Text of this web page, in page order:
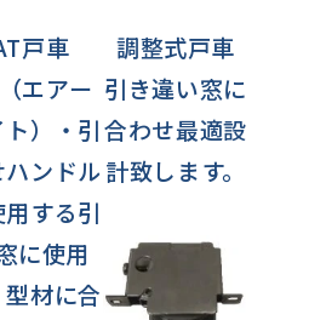
戸車
エアー
）・引
ンドル
する引
に使用
型材に合
調整式戸車
引き違い窓に
合わせ最適設
計致します。